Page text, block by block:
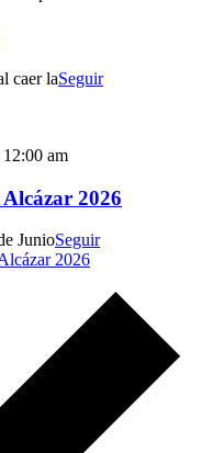
caer laSeguir
am
2026
JunioSeguir
2026